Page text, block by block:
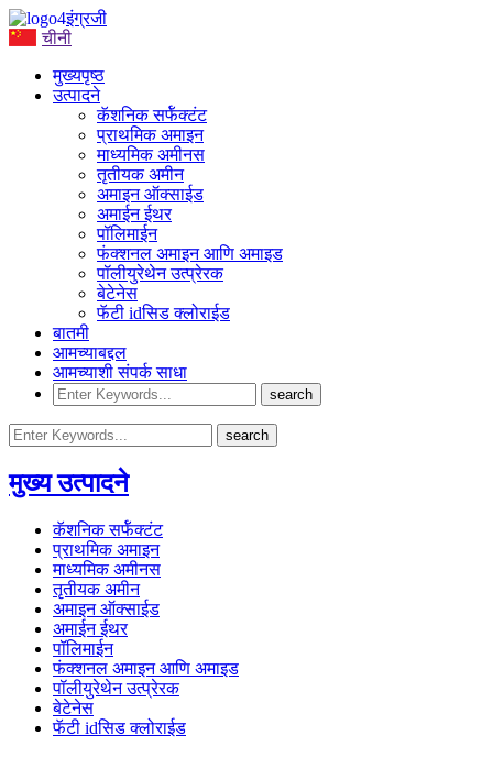
इंग्रजी
चीनी
मुख्यपृष्ठ
उत्पादने
कॅशनिक सर्फॅक्टंट
प्राथमिक अमाइन
माध्यमिक अमीनस
तृतीयक अमीन
अमाइन ऑक्साईड
अमाईन ईथर
पॉलिमाईन
फंक्शनल अमाइन आणि अमाइड
पॉलीयुरेथेन उत्प्रेरक
बेटेनेस
फॅटी idसिड क्लोराईड
बातमी
आमच्याबद्दल
आमच्याशी संपर्क साधा
मुख्य उत्पादने
कॅशनिक सर्फॅक्टंट
प्राथमिक अमाइन
माध्यमिक अमीनस
तृतीयक अमीन
अमाइन ऑक्साईड
अमाईन ईथर
पॉलिमाईन
फंक्शनल अमाइन आणि अमाइड
पॉलीयुरेथेन उत्प्रेरक
बेटेनेस
फॅटी idसिड क्लोराईड